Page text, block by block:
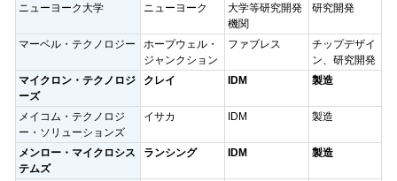
ニューヨーク大学 ニューヨーク
大学等研究開発
機関
研究開発
マーベル・テクノロジー
ホープウェル・
ジャンクション
ファブレス
チップデザイ
ン、研究開発
マイクロン・テクノロジ
ーズ
クレイ IDM 製造
メイコム・テクノロジ
ー・ソリューションズ
イサカ IDM 製造
メンロー・マイクロシス
テムズ
ランシング IDM 製造